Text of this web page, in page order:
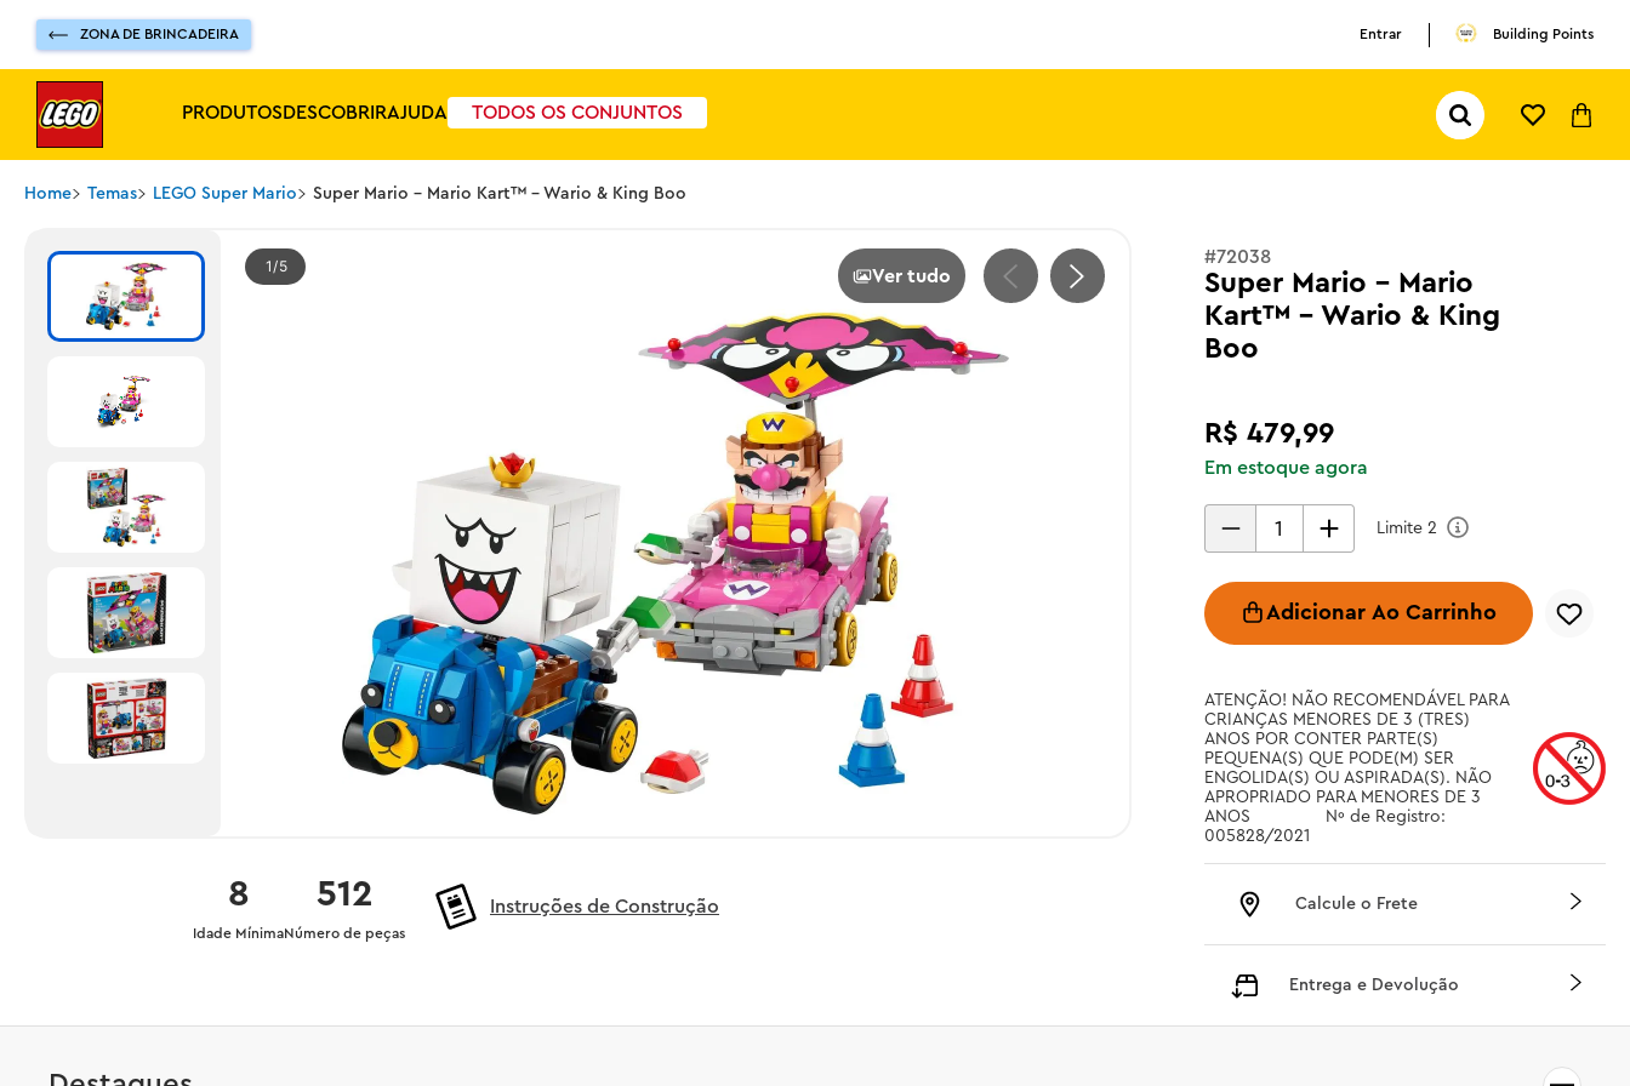
ZONA DE BRINCADEIRA Entrar Building Points
PRODUTOSDESCOBRIRAJUDA TODOS OS CONJUNTOS
Pesquisar...
Home Temas LEGO Super Mario Super Mario - Mario Kart™ – Wario & King Boo
1 5 Ver tudo
512
Número de peças
8
Idade Mínima
Instruções de Construção
#72038
Super Mario - Mario
Kart™ – Wario & King
Boo
R$ 479,99
Em estoque agora
Limite 2
Adicionar Ao Carrinho
ATENÇÃO! NÃO RECOMENDÁVEL PARA
CRIANÇAS MENORES DE 3 (TRES)
ANOS POR CONTER PARTE(S)
PEQUENA(S) QUE PODE(M) SER
ENGOLIDA(S) OU ASPIRADA(S). NÃO
APROPRIADO PARA MENORES DE 3
ANOS		 Nº de Registro:
005828/2021
Calcule o Frete
Entrega e Devolução
TERMOS MAIS BUSCADOS
ferrari